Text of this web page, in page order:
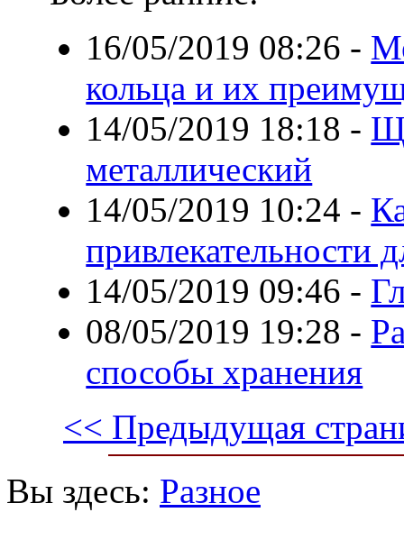
16/05/2019 08:26 -
кольца и их
14/05/2019 18:18 -
металлический
14/05/2019 10:24 -
привлекательности
14/05/2019 09:46 -
08/05/2019 19:28 -
способы хранения
<< Предыдущая
Вы здесь: Разное